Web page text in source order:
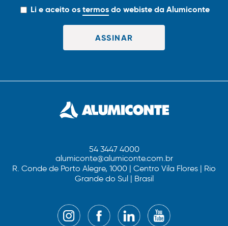
Li e aceito ostermosdo webiste da Alumiconte
54 3447 4000
alumiconte@alumiconte.com.br
R. Conde de Porto Alegre, 1000 | Centro Vila Flores | Rio
Grande do Sul | Brasil